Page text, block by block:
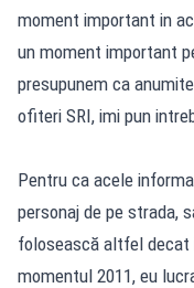
moment important in
un moment important
presupunem ca
ofiteri SRI, imi pun
Pentru ca acele
personaj de pe strada,
folosească altfel decat
momentul 2011, eu